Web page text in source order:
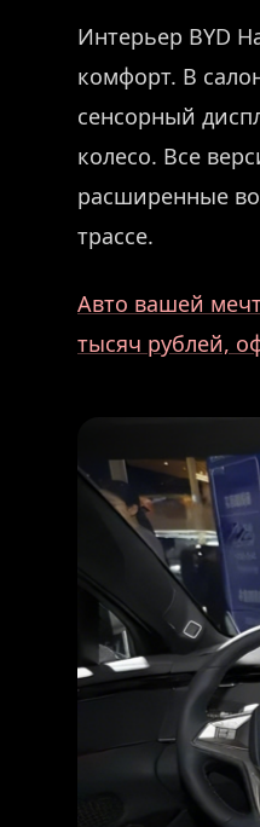
Интерьер BYD
комфорт. В
сенсорный
колесо. Все
расширенные
трассе.
Авто вашей
тысяч рублей,